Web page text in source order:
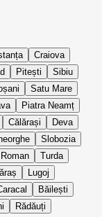
Craiova
Pitești
Sibiu
Satu Mare
Piatra Neamț
Călărași
Deva
Slobozia
Roman
Turda
Lugoj
Băilești
Rădăuți